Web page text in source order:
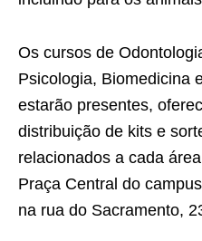
Os cursos de
Psicologia, Biomedicina
estarão presentes,
distribuição de kits e
relacionados a cada
Praça Central do
na rua do Sacramento,